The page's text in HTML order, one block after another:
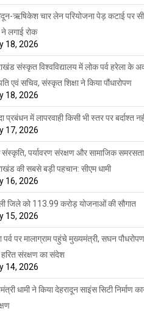
ऋषिकेश चार लेन परियोजना पेड़ कटाई पर
ने लगाई रोक
18, 2026
संस्कृत विश्वविद्यालय में लोक पर्व हरेला के
एवं सचिव, संस्कृत शिक्षा ने किया पौंधारोपण
18, 2026
प्रबंधन में लापरवाही किसी भी स्तर पर बर्दाश्त
17, 2026
पर्यावरण संरक्षण और सामाजिक समरसता
की सबसे बड़ी पहचान: सीएम धामी
16, 2026
जिले को 113.99 करोड़ योजनाओं की सौगात
15, 2026
पर्व पर मालाग्राम पहुंचे मुख्यमंत्री, सघन
हरित संरक्षण का संदेश
14, 2026
धामी ने किया देहरादून साइंस सिटी निर्माण